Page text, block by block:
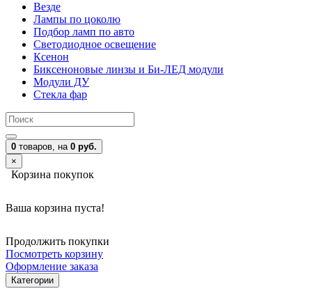
Везде
Лампы по цоколю
Подбор ламп по авто
Светодиодное освещение
Ксенон
Биксеноновые линзы и Би-ЛЕД модули
Модули ДУ
Стекла фар
0 товаров, на 0 руб.
×
Корзина покупок
Ваша корзина пуста!
Продолжить покупки
Посмотреть корзину
Оформление заказа
Категории